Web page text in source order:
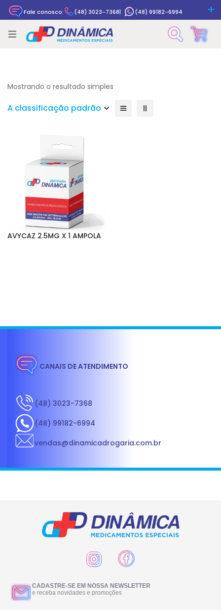
Fale conosco: (48) 3023-7368| (48) 99182-6994
Rastrear pedido
Mostrando o resultado simples
A classificação padrão
AVYCAZ 2.5MG X 1 AMPOLA
CANAIS DE ATENDIMENTO
(48) 3023-7368
(48) 99182-6994
vendas@dinamicadrogaria.com.br
CADASTRE-SE EM NOSSA NEWSLETTER
e receba novidades e promoções